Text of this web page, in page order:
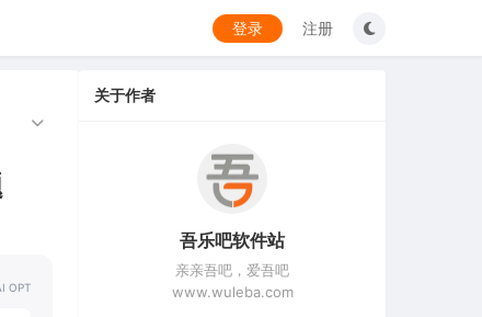
登录 注册
OPT
关于作者
吾乐吧软件站
亲亲吾吧，爱吾吧
www.wuleba.com